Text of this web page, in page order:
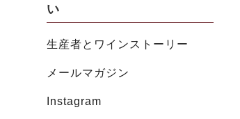
い
生産者とワインストーリー
メールマガジン
Instagram